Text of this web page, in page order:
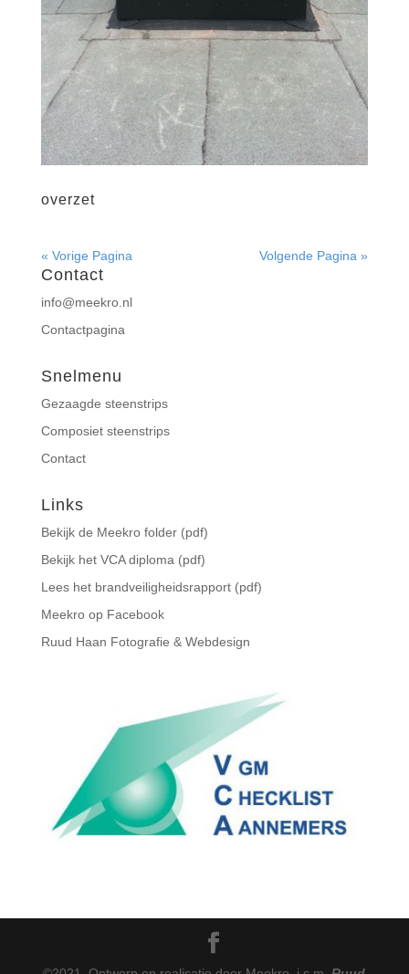
overzet
« Vorige Pagina Volgende Pagina »
Contact
info@meekro.nl
Contactpagina
Snelmenu
Gezaagde steenstrips
Composiet steenstrips
Contact
Links
Bekijk de Meekro folder (pdf)
Bekijk het VCA diploma (pdf)
Lees het brandveiligheidsrapport (pdf)
Meekro op Facebook
Ruud Haan Fotografie & Webdesign